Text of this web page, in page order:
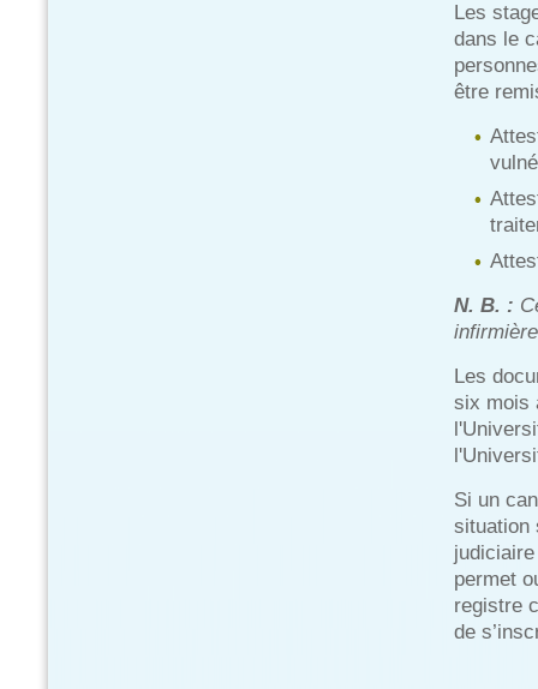
Les
dans le
être
N. B. :
Les
six mois
Si un
situation
permet
registre
de